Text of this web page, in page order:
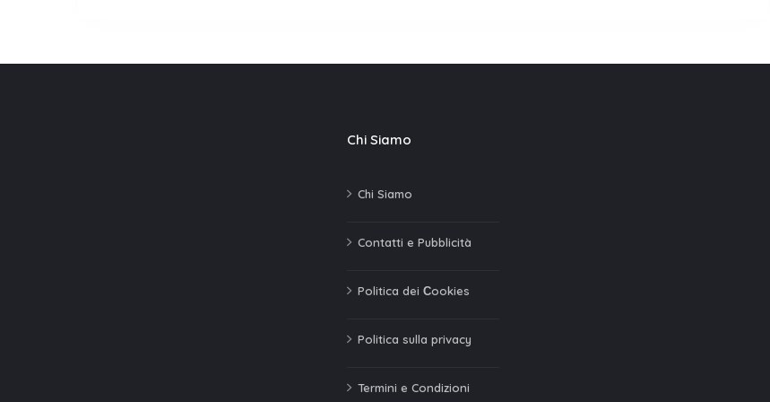
Chi Siamo
Chi Siamo
Contatti e Pubblicità
Politica dei Сookies
Politica sulla privacy
Termini e Condizioni